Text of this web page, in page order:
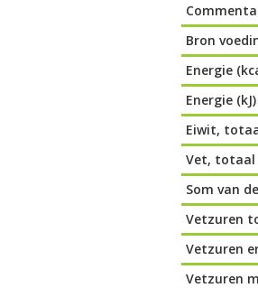
Bron
Energie
Energie (kJ)
Eiwit,
Vet, totaal
Som van
Vetzuren
Vetzuren
Vetzuren